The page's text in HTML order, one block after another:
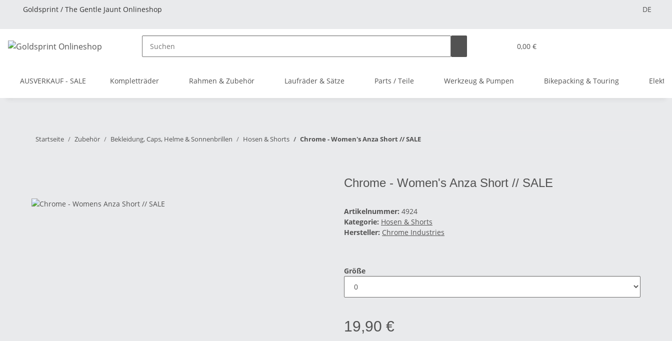
DE
Goldsprint / The Gentle Jaunt Onlineshop
0,00 €
AUSVERKAUF - SALE Kompletträder Rahmen & Zubehör Laufräder & Sätze Parts / Teile Werkzeug & Pumpen Bikepacking & Touring
Startseite Zubehör Bekleidung, Caps, Helme & Sonnenbrillen Hosen & Shorts Chrome - Women's Anza Short // SALE
Chrome - Women's Anza Short // SALE
Artikelnummer: 4924
Kategorie: Hosen & Shorts
Hersteller: Chrome Industries
Größe
19,90 €